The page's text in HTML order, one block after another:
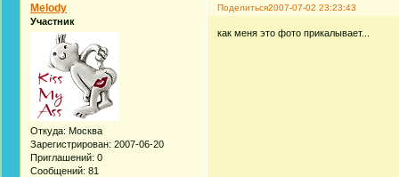
Поделиться2007-07-02 23:23:43
Melody
Участник
Откуда: Москва
Зарегистрирован: 2007-06-20
Приглашений: 0
Сообщений: 81
как меня это фото прикалывает...